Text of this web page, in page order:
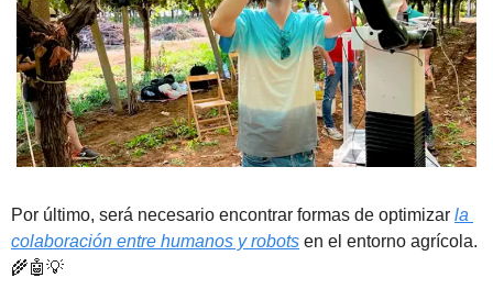
Por último, será necesario encontrar formas de optimizar la
colaboración entre humanos y robots
🌾🤖💡